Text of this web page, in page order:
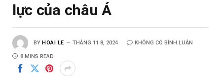
lực của châu Á
BY HOAI LE THÁNG 11 8, 2024 KHÔNG CÓ BÌNH LUẬN
8 MINS READ